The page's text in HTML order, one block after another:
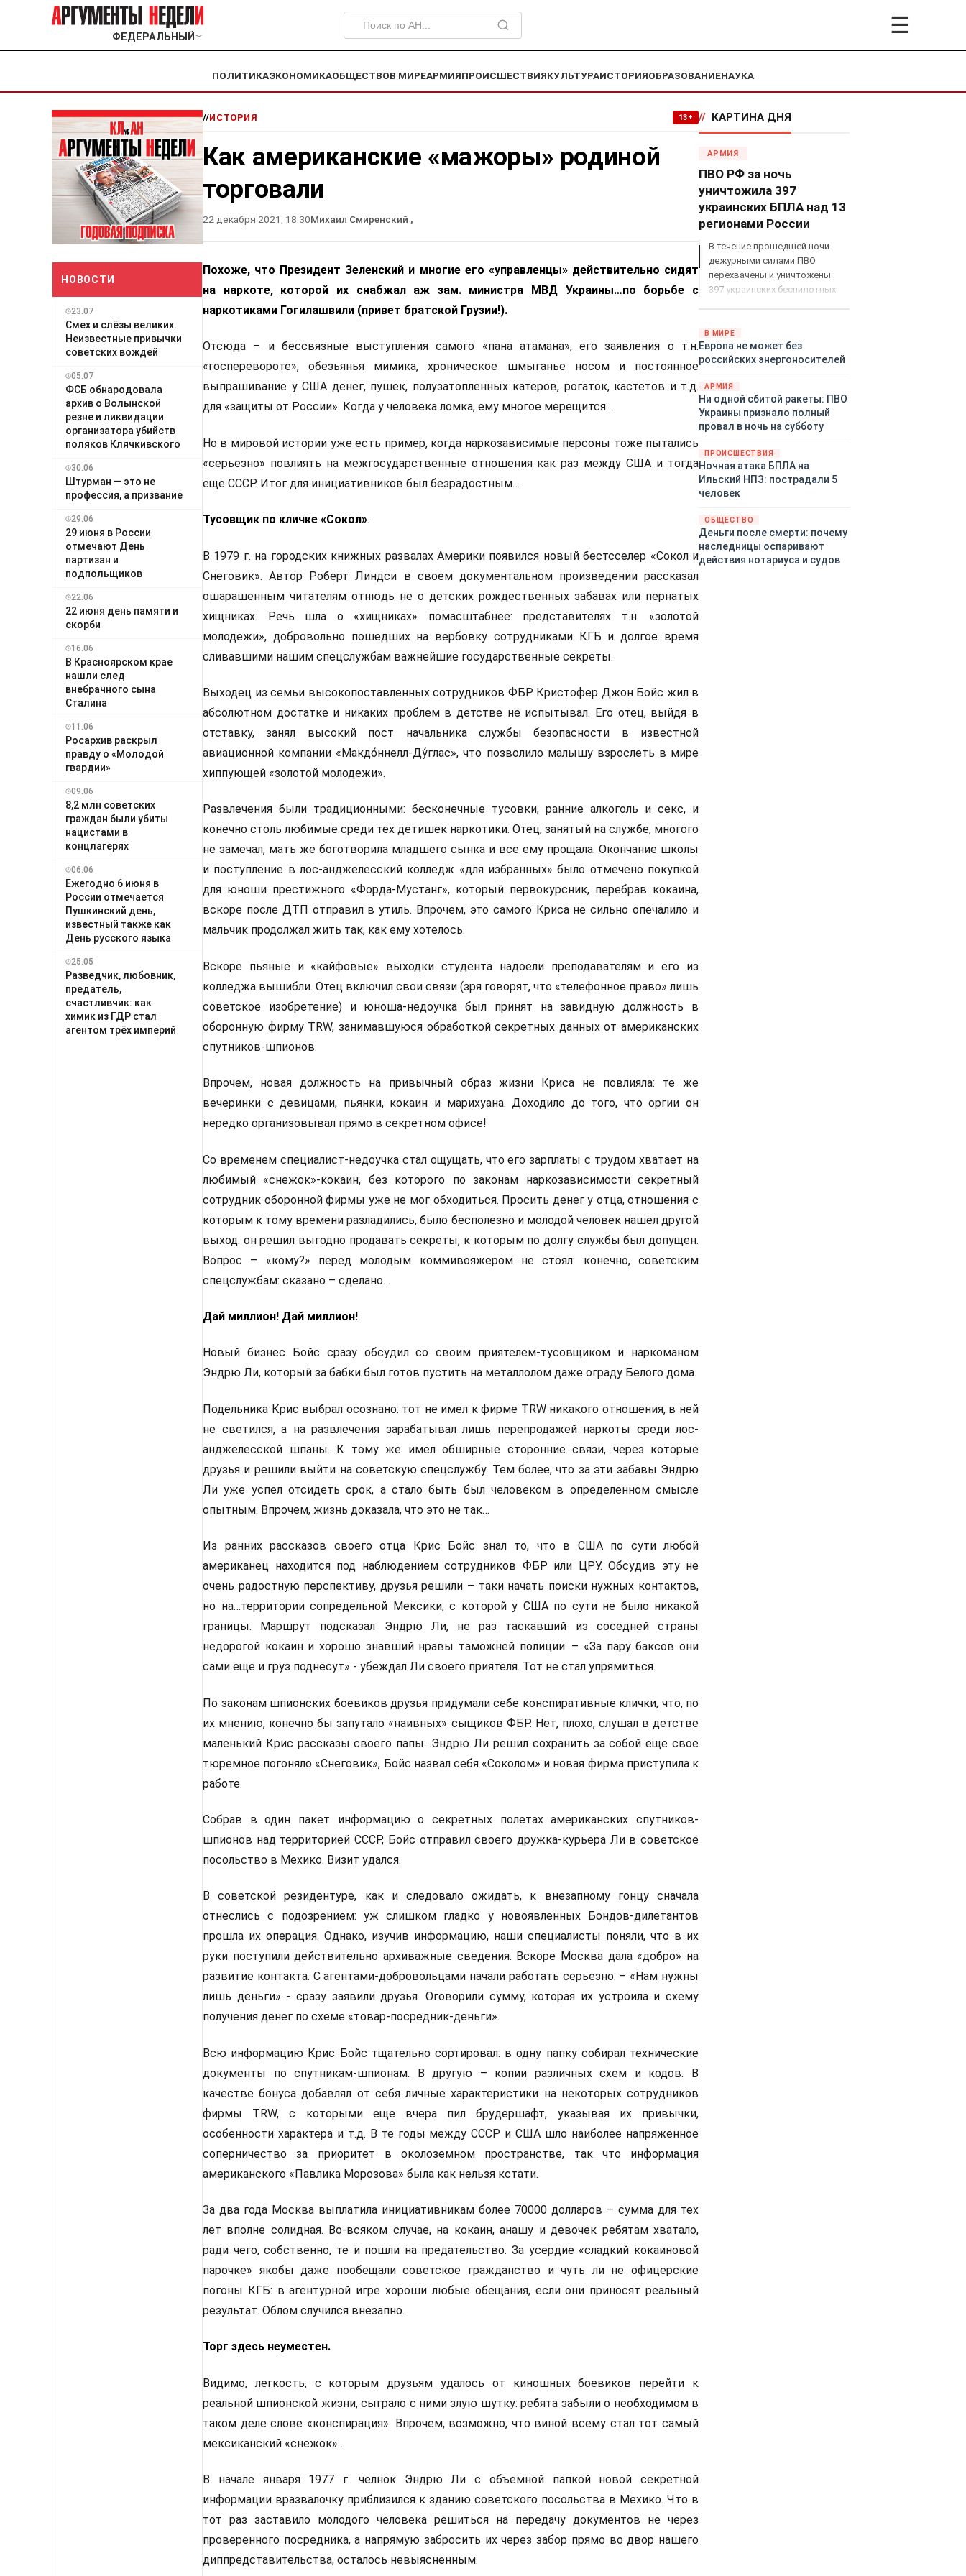
ФЕДЕРАЛЬНЫЙ ﹀ ☰
ПОЛИТИКАЭКОНОМИКАОБЩЕСТВОВ МИРЕАРМИЯПРОИСШЕСТВИЯКУЛЬТУРАИСТОРИЯОБРАЗОВАНИЕНАУКА
НОВОСТИ
23.07
Смех и слёзы великих.
Неизвестные привычки
советских вождей
05.07
ФСБ обнародовала
архив о Волынской
резне и ликвидации
организатора убийств
поляков Клячкивского
30.06
Штурман — это не
профессия, а призвание
29.06
29 июня в России
отмечают День
партизан и
подпольщиков
22.06
22 июня день памяти и
скорби
16.06
В Красноярском крае
нашли след
внебрачного сына
Сталина
11.06
Росархив раскрыл
правду о «Молодой
гвардии»
09.06
8,2 млн советских
граждан были убиты
нацистами в
концлагерях
06.06
Ежегодно 6 июня в
России отмечается
Пушкинский день,
известный также как
День русского языка
25.05
Разведчик, любовник,
предатель,
счастливчик: как
химик из ГДР стал
агентом трёх империй
//ИСТОРИЯ 13+
Как американские «мажоры» родиной
торговали
22 декабря 2021, 18:30Михаил Смиренский ,
Похоже, что Президент Зеленский и многие его «управленцы» действительно сидят
на наркоте, которой их снабжал аж зам. министра МВД Украины…по борьбе с
наркотиками Гогилашвили (привет братской Грузии!).
Отсюда – и бессвязные выступления самого «пана атамана», его заявления о т.н.
«госперевороте», обезьянья мимика, хроническое шмыганье носом и постоянное
выпрашивание у США денег, пушек, полузатопленных катеров, рогаток, кастетов и т.д.
для «защиты от России». Когда у человека ломка, ему многое мерещится…
Но в мировой истории уже есть пример, когда наркозависимые персоны тоже пытались
«серьезно» повлиять на межгосударственные отношения как раз между США и тогда
еще СССР. Итог для инициативников был безрадостным…
Тусовщик по кличке «Сокол».
В 1979 г. на городских книжных развалах Америки появился новый бестсселер «Сокол и
Снеговик». Автор Роберт Линдси в своем документальном произведении рассказал
ошарашенным читателям отнюдь не о детских рождественных забавах или пернатых
хищниках. Речь шла о «хищниках» помасштабнее: представителях т.н. «золотой
молодежи», добровольно пошедших на вербовку сотрудниками КГБ и долгое время
сливавшими нашим спецслужбам важнейшие государственные секреты.
Выходец из семьи высокопоставленных сотрудников ФБР Кристофер Джон Бойс жил в
абсолютном достатке и никаких проблем в детстве не испытывал. Его отец, выйдя в
отставку, занял высокий пост начальника службы безопасности в известной
авиационной компании «Макдо́ннелл-Ду́глас», что позволило малышу взрослеть в мире
хиппующей «золотой молодежи».
Развлечения были традиционными: бесконечные тусовки, ранние алкоголь и секс, и
конечно столь любимые среди тех детишек наркотики. Отец, занятый на службе, многого
не замечал, мать же боготворила младшего сынка и все ему прощала. Окончание школы
и поступление в лос-анджелесский колледж «для избранных» было отмечено покупкой
для юноши престижного «Форда-Мустанг», который первокурсник, перебрав кокаина,
вскоре после ДТП отправил в утиль. Впрочем, это самого Криса не сильно опечалило и
мальчик продолжал жить так, как ему хотелось.
Вскоре пьяные и «кайфовые» выходки студента надоели преподавателям и его из
колледжа вышибли. Отец включил свои связи (зря говорят, что «телефонное право» лишь
советское изобретение) и юноша-недоучка был принят на завидную должность в
оборонную фирму TRW, занимавшуюся обработкой секретных данных от американских
спутников-шпионов.
Впрочем, новая должность на привычный образ жизни Криса не повлияла: те же
вечеринки с девицами, пьянки, кокаин и марихуана. Доходило до того, что оргии он
нередко организовывал прямо в секретном офисе!
Со временем специалист-недоучка стал ощущать, что его зарплаты с трудом хватает на
любимый «снежок»-кокаин, без которого по законам наркозависимости секретный
сотрудник оборонной фирмы уже не мог обходиться. Просить денег у отца, отношения с
которым к тому времени разладились, было бесполезно и молодой человек нашел другой
выход: он решил выгодно продавать секреты, к которым по долгу службы был допущен.
Вопрос – «кому?» перед молодым коммивояжером не стоял: конечно, советским
спецслужбам: сказано – сделано…
Дай миллион! Дай миллион!
Новый бизнес Бойс сразу обсудил со своим приятелем-тусовщиком и наркоманом
Эндрю Ли, который за бабки был готов пустить на металлолом даже ограду Белого дома.
Подельника Крис выбрал осознано: тот не имел к фирме TRW никакого отношения, в ней
не светился, а на развлечения зарабатывал лишь перепродажей наркоты среди лос-
анджелесской шпаны. К тому же имел обширные сторонние связи, через которые
друзья и решили выйти на советскую спецслужбу. Тем более, что за эти забавы Эндрю
Ли уже успел отсидеть срок, а стало быть был человеком в определенном смысле
опытным. Впрочем, жизнь доказала, что это не так…
Из ранних рассказов своего отца Крис Бойс знал то, что в США по сути любой
американец находится под наблюдением сотрудников ФБР или ЦРУ. Обсудив эту не
очень радостную перспективу, друзья решили – таки начать поиски нужных контактов,
но на…территории сопредельной Мексики, с которой у США по сути не было никакой
границы. Маршрут подсказал Эндрю Ли, не раз таскавший из соседней страны
недорогой кокаин и хорошо знавший нравы таможней полиции. – «За пару баксов они
сами еще и груз поднесут» - убеждал Ли своего приятеля. Тот не стал упрямиться.
По законам шпионских боевиков друзья придумали себе конспиративные клички, что, по
их мнению, конечно бы запутало «наивных» сыщиков ФБР. Нет, плохо, слушал в детстве
маленький Крис рассказы своего папы…Эндрю Ли решил сохранить за собой еще свое
тюремное погоняло «Снеговик», Бойс назвал себя «Соколом» и новая фирма приступила к
работе.
Собрав в один пакет информацию о секретных полетах американских спутников-
шпионов над территорией СССР, Бойс отправил своего дружка-курьера Ли в советское
посольство в Мехико. Визит удался.
В советской резидентуре, как и следовало ожидать, к внезапному гонцу сначала
отнеслись с подозрением: уж слишком гладко у новоявленных Бондов-дилетантов
прошла их операция. Однако, изучив информацию, наши специалисты поняли, что в их
руки поступили действительно архиважные сведения. Вскоре Москва дала «добро» на
развитие контакта. С агентами-добровольцами начали работать серьезно. – «Нам нужны
лишь деньги» - сразу заявили друзья. Оговорили сумму, которая их устроила и схему
получения денег по схеме «товар-посредник-деньги».
Всю информацию Крис Бойс тщательно сортировал: в одну папку собирал технические
документы по спутникам-шпионам. В другую – копии различных схем и кодов. В
качестве бонуса добавлял от себя личные характеристики на некоторых сотрудников
фирмы TRW, с которыми еще вчера пил брудершафт, указывая их привычки,
особенности характера и т.д. В те годы между СССР и США шло наиболее напряженное
соперничество за приоритет в околоземном пространстве, так что информация
американского «Павлика Морозова» была как нельзя кстати.
За два года Москва выплатила инициативникам более 70000 долларов – сумма для тех
лет вполне солидная. Во-всяком случае, на кокаин, анашу и девочек ребятам хватало,
ради чего, собственно, те и пошли на предательство. За усердие «сладкий кокаиновой
парочке» якобы даже пообещали советское гражданство и чуть ли не офицерские
погоны КГБ: в агентурной игре хороши любые обещания, если они приносят реальный
результат. Облом случился внезапно.
Торг здесь неуместен.
Видимо, легкость, с которым друзьям удалось от киношных боевиков перейти к
реальной шпионской жизни, сыграло с ними злую шутку: ребята забыли о необходимом в
таком деле слове «конспирация». Впрочем, возможно, что виной всему стал тот самый
мексиканский «снежок»…
В начале января 1977 г. челнок Эндрю Ли с объемной папкой новой секретной
информации вразвалочку приблизился к зданию советского посольства в Мехико. Что в
тот раз заставило молодого человека решиться на передачу документов не через
проверенного посредника, а напрямую забросить их через забор прямо во двор нашего
диппредставительства, осталось невыясненным.
// КАРТИНА ДНЯ
АРМИЯ
ПВО РФ за ночь
уничтожила 397
украинских БПЛА над 13
регионами России
В течение прошедшей ночи
дежурными силами ПВО
перехвачены и уничтожены
397 украинских беспилотных
территориями Белгородской,
Брянской, Воронежской,
Курской, Липецкой,
Ростовской, Рязанской,
Самарской, Саратовской,
Тамбовской, Тульской
областей, Краснодарского
края, Республики Крым и над
акваторией Азовского моря.
В МИРЕ
Европа не может без
российских энергоносителей
АРМИЯ
Ни одной сбитой ракеты: ПВО
Украины признало полный
провал в ночь на субботу
ПРОИСШЕСТВИЯ
Ночная атака БПЛА на
Ильский НПЗ: пострадали 5
человек
ОБЩЕСТВО
Деньги после смерти: почему
наследницы оспаривают
действия нотариуса и судов